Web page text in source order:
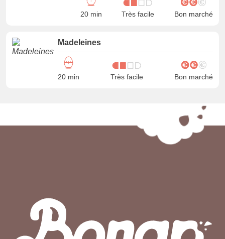
20 min Très facile Bon marché
Madeleines
20 min Très facile Bon marché